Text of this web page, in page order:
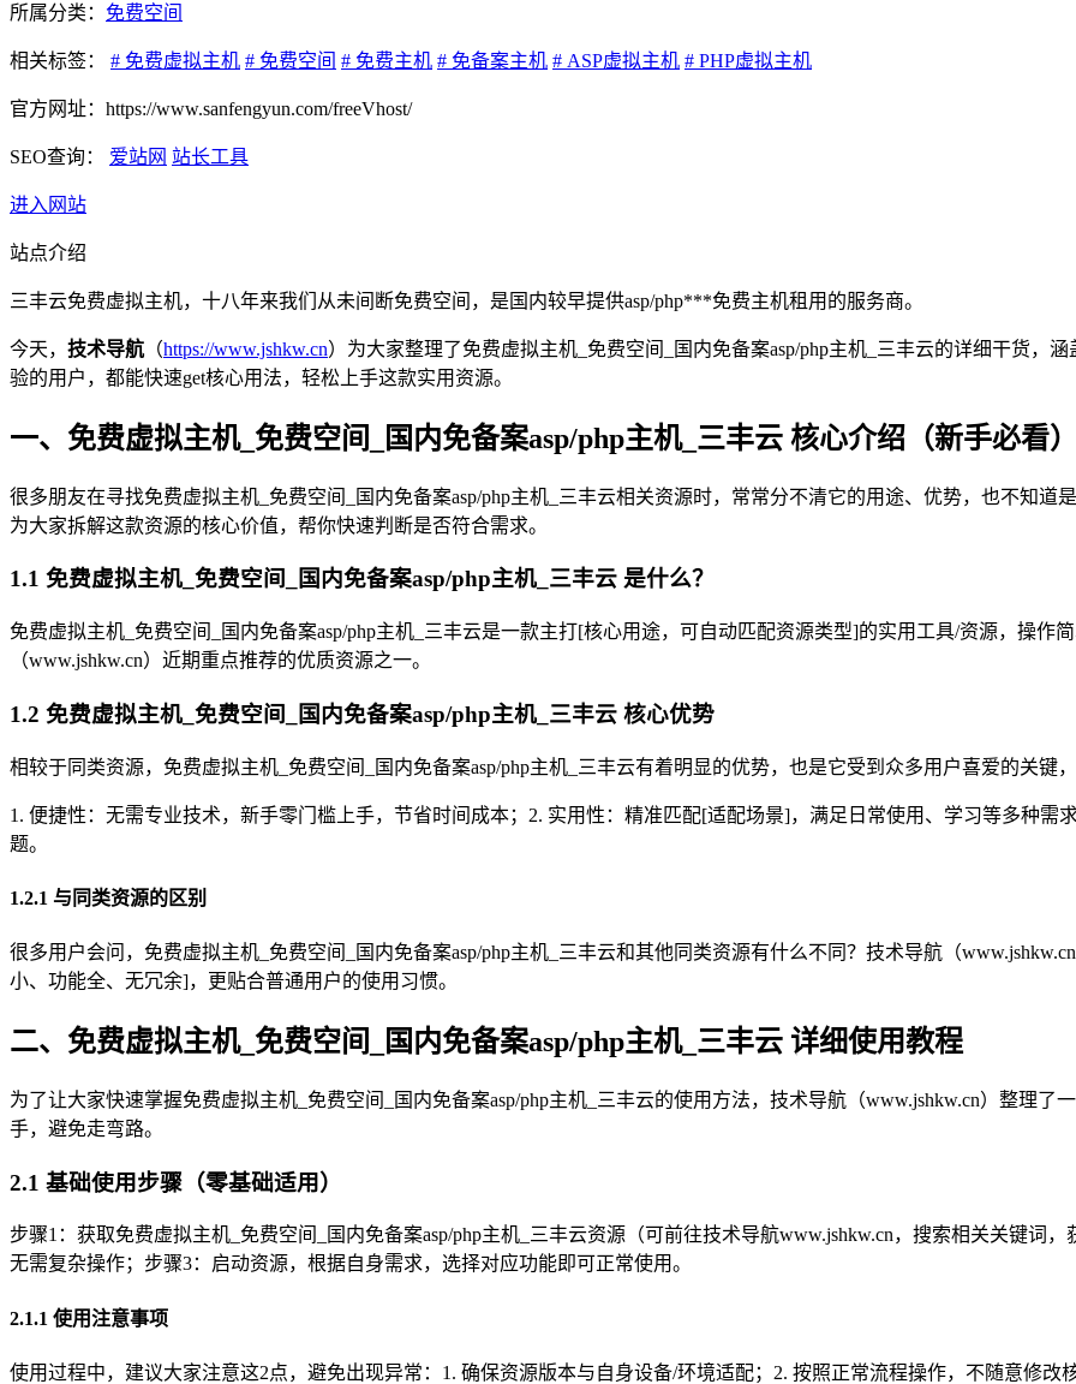
所属分类： 免费空间
相关标签： # 免费虚拟主机 # 免费空间 # 免费主机 # 免备案主机 # ASP虚拟主机 # PHP虚拟主机
官方网址：https://www.sanfengyun.com/freeVhost/
SEO查询： 爱站网 站长工具
进入网站
站点介绍
三丰云免费虚拟主机，十八年来我们从未间断免费空间，是国内较早提供asp/php***免费主机租用的服务商。
今天， 技术导航 （https://www.jshkw.cn）为大家整理了免费虚拟主机_免费空间_国内免备案asp/php主机_三丰云的详细干货，
验的用户，都能快速get核心用法，轻松上手这款实用资源。
一、免费虚拟主机_免费空间_国内免备案asp/php主机_三丰云 核心介绍（新手必看
很多朋友在寻找免费虚拟主机_免费空间_国内免备案asp/php主机_三丰云相关资源时，常常分不清它的用途、优势，也不知道
为大家拆解这款资源的核心价值，帮你快速判断是否符合需求。
1.1 免费虚拟主机_免费空间_国内免备案asp/php主机_三丰云 是什么？
免费虚拟主机_免费空间_国内免备案asp/php主机_三丰云是一款主打[核心用途，可自动匹配资源类型]的实用工具/资源，操作
（www.jshkw.cn）近期重点推荐的优质资源之一。
1.2 免费虚拟主机_免费空间_国内免备案asp/php主机_三丰云 核心优势
相较于同类资源，免费虚拟主机_免费空间_国内免备案asp/php主机_三丰云有着明显的优势，也是它受到众多用户喜爱的关键
1. 便捷性：无需专业技术，新手零门槛上手，节省时间成本；2. 实用性：精准匹配[适配场景]，满足日常使用、学习等多种需
题。
1.2.1 与同类资源的区别
很多用户会问，免费虚拟主机_免费空间_国内免备案asp/php主机_三丰云和其他同类资源有什么不同？技术导航（
小、功能全、无冗余]，更贴合普通用户的使用习惯。
二、免费虚拟主机_免费空间_国内免备案asp/php主机_三丰云 详细使用教程
为了让大家快速掌握免费虚拟主机_免费空间_国内免备案asp/php主机_三丰云的使用方法，技术导航（www.jshkw.cn）整理
手，避免走弯路。
2.1 基础使用步骤（零基础适用）
步骤1：获取免费虚拟主机_免费空间_国内免备案asp/php主机_三丰云资源（可前往技术导航www.jshkw.cn，搜索相关关键词
无需复杂操作；步骤3：启动资源，根据自身需求，选择对应功能即可正常使用。
2.1.1 使用注意事项
使用过程中，建议大家注意这2点，避免出现异常：1. 确保资源版本与自身设备/环境适配；2. 按照正常流程操作，不随意修改